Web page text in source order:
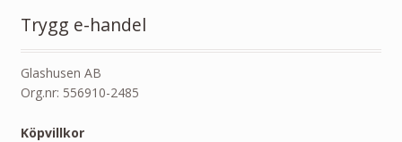
Trygg e-handel
Glashusen AB
Org.nr: 556910-2485
Köpvillkor